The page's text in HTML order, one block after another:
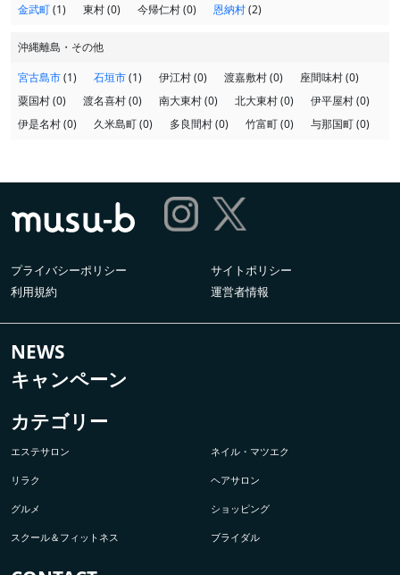
金武町(1) 東村 (0) 今帰仁村 (0) 恩納村(2)
沖縄離島・その他
宮古島市(1) 石垣市(1) 伊江村 (0) 渡嘉敷村 (0)
座間味村 (0)
粟国村 (0)
渡名喜村 (0) 南大東村 (0) 北大東村 (0)
伊平屋村 (0)
伊是名村 (0)
久米島町 (0) 多良間村 (0) 竹富町 (0) 与那国町 (0)
プライバシーポリシー
サイトポリシー
利用規約
運営者情報
NEWS
キャンペーン
カテゴリー
エステサロン ネイル・マツエク
リラク ヘアサロン
グルメ ショッピング
スクール＆フィットネス ブライダル